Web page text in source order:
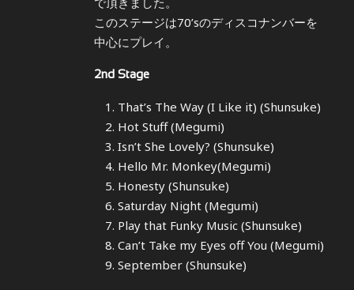
このステージは70’sのディスコナンバーを
中心にプレイ。
2nd Stage
That’s The Way (I Like it) (Shunsuke)
Hot Stuff (Megumi)
Isn’t She Lovely? (Shunsuke)
Hello Mr. Monkey(Megumi)
Honesty (Shunsuke)
Saturday Night (Megumi)
Play that Funky Music (Shunsuke)
Can’t Take my Eyes off You (Megumi)
September (Shunsuke)